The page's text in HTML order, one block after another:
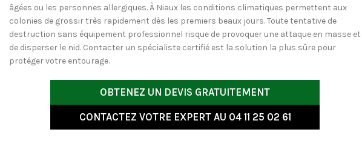
âgées ou les personnes allergiques. À Niaux les conditions climatiques permettent aux
colonies de grossir très rapidement dès les premiers beaux jours. Toute tentative de
destruction sans équipement professionnel risque de provoquer une attaque en masse et
de disperser le nid. Contacter un spécialiste certifié est la solution la plus sûre pour
protéger votre entourage.
OBTENEZ UN DEVIS GRATUITEMENT
CONTACTEZ VOTRE EXPERT AU 04 11 25 02 61